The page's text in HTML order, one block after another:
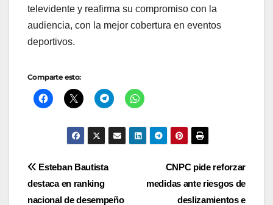
televidente y reafirma su compromiso con la
audiencia, con la mejor cobertura en eventos
deportivos.
Comparte esto:
Navegación
de
CNPC pide reforzar
medidas ante riesgos de
deslizamientos e
Esteban Bautista
destaca en ranking
nacional de desempeño